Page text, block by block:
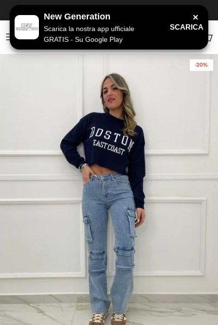
×
New Generation
Scarica la nostra app ufficiale
GRATIS - Su Google Play
SCARICA
Passa ai contenuti
Account
-20%